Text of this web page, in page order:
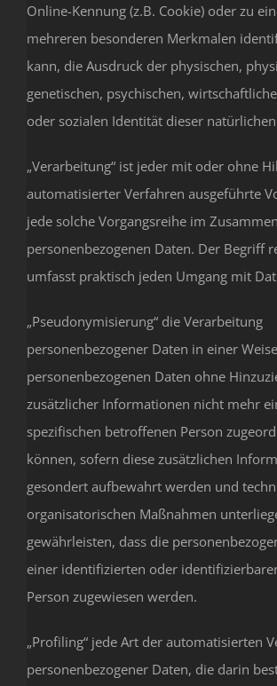
Online-Kennung (z.B. Cookie) oder zu
mehreren besonderen Merkmalen
kann, die Ausdruck der physischen,
genetischen, psychischen,
oder sozialen Identität dieser
„Verarbeitung“ ist jeder mit oder ohne
automatisierter Verfahren ausgeführte
jede solche Vorgangsreihe im
personenbezogenen Daten. Der Begriff
umfasst praktisch jeden Umgang mit
„Pseudonymisierung“ die Verarbeitung
personenbezogener Daten in einer
personenbezogenen Daten ohne
zusätzlicher Informationen nicht mehr
spezifischen betroffenen Person
können, sofern diese zusätzlichen
gesondert aufbewahrt werden und
organisatorischen Maßnahmen
gewährleisten, dass die
einer identifizierten oder
Person zugewiesen werden.
„Profiling“ jede Art der automatisierten
personenbezogener Daten, die darin